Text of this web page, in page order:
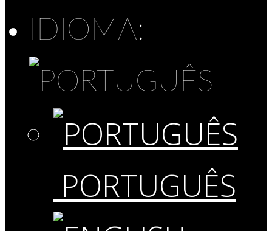
IDIOMA:
PORTUGUÊS